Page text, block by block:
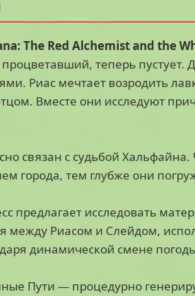
The Red Alchemist and the
процветавший, теперь
Риас мечтает возродить
Вместе они исследуют
связан с судьбой
города, тем глубже они
предлагает исследовать
между Риасом и Слейдом,
динамической смене
Пути — процедурно